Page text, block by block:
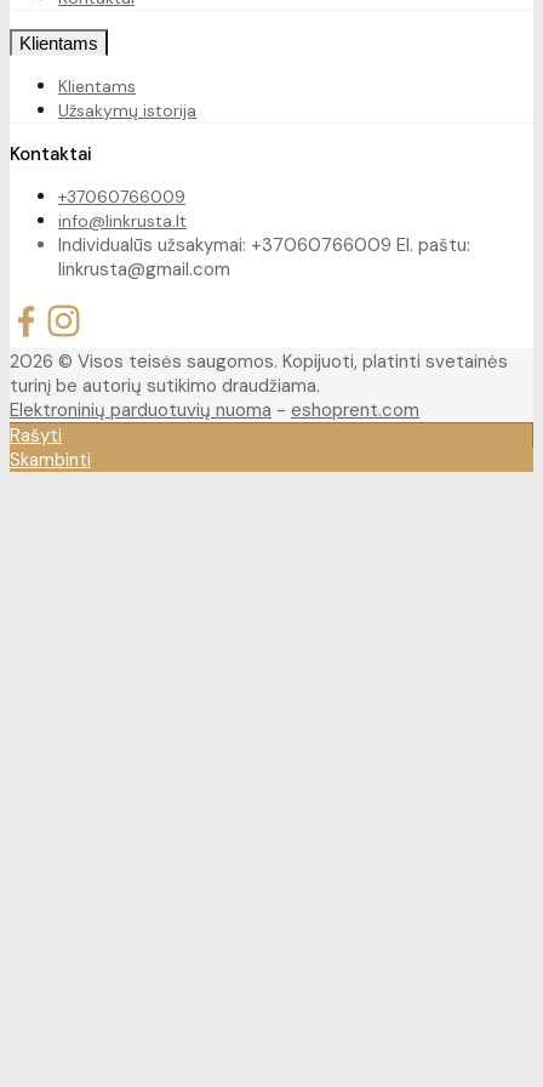
Klientams
Klientams
Užsakymų istorija
Kontaktai
+37060766009
info@linkrusta.lt
Individualūs užsakymai: +37060766009 El. paštu:
linkrusta@gmail.com
2026 © Visos teisės saugomos. Kopijuoti, platinti svetainės
turinį be autorių sutikimo draudžiama.
Elektroninių parduotuvių nuoma - eshoprent.com
Rašyti
Skambinti